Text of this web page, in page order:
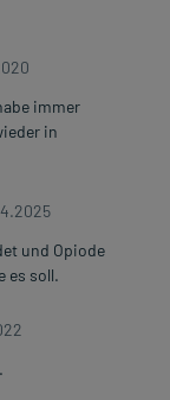
immer
in
und Opiode
es soll.